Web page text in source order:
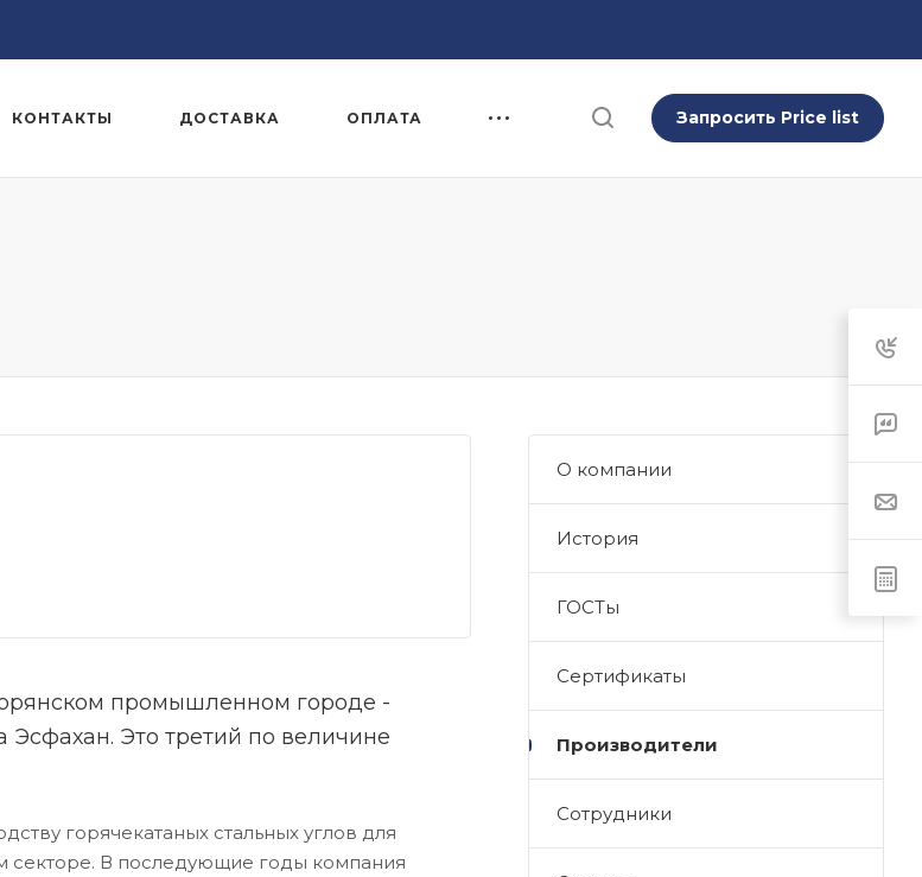
КОНТАКТЫ ДОСТАВКА ОПЛАТА Запросить Price list
промышленном городе -
Это третий по величине
горячекатаных стальных углов для
секторе. В последующие годы компания
О компании
История
ГОСТы
Сертификаты
Производители
Сотрудники